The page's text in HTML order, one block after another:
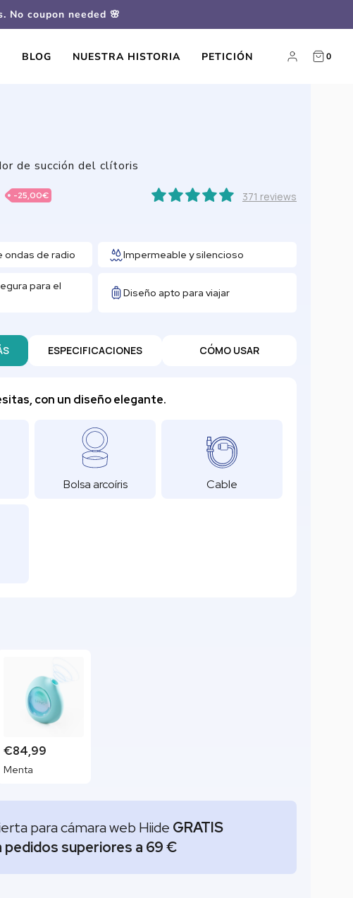
No coupon needed 🌸
BLOG NUESTRA HISTORIA PETICIÓN 0
de succión del clítoris
371 reviews
-25,00€
ondas de radio Impermeable y silencioso
para el
Diseño apto para viajar
ESPECIFICACIONES CÓMO USAR
con un diseño elegante.
Bolsa arcoíris Cable
€84,99
Menta
para cámara web Hiide GRATIS
pedidos superiores a 69 €